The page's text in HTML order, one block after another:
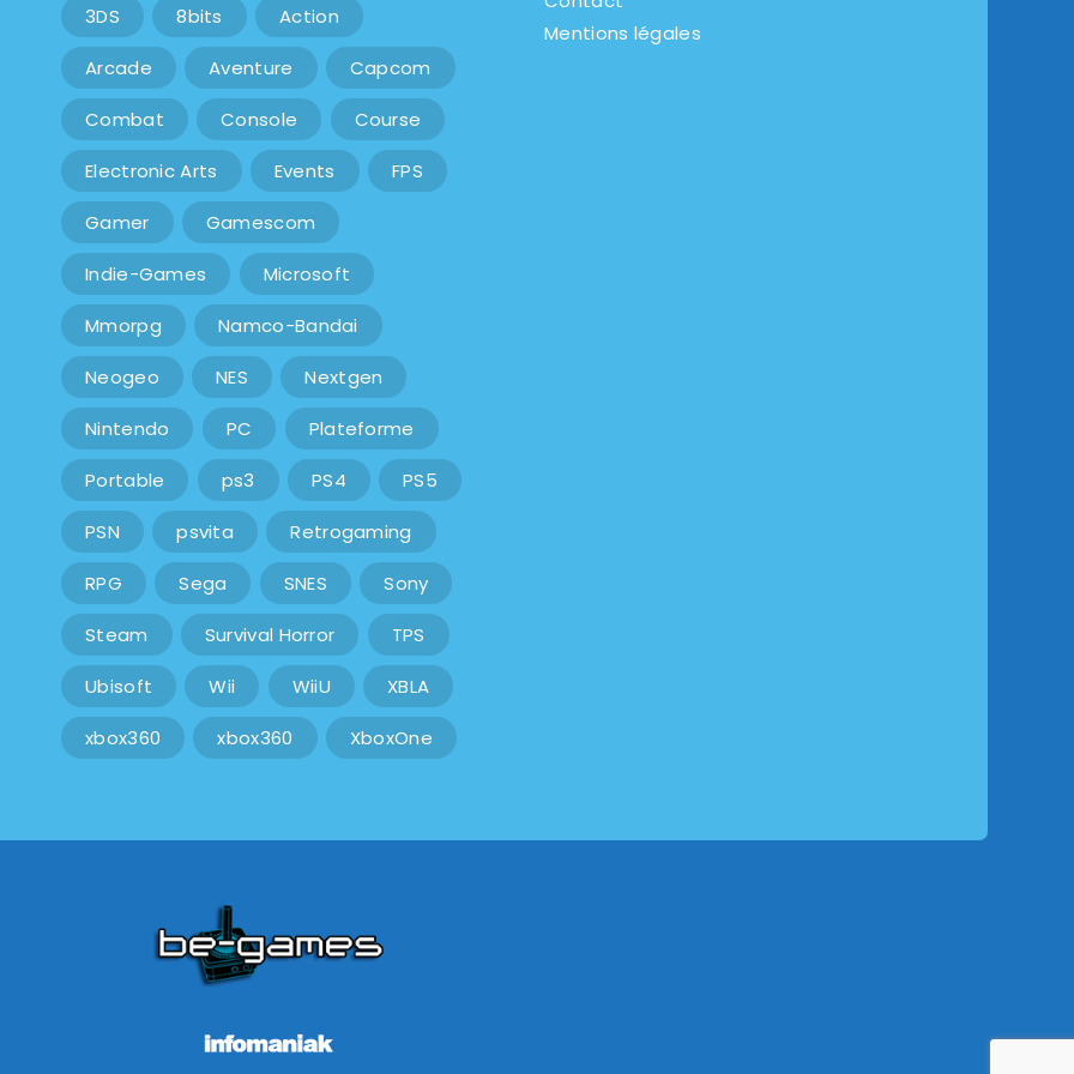
3DS 8bits Action
Arcade Aventure Capcom
Combat Console Course
Electronic Arts Events FPS
Gamer Gamescom
Indie-Games Microsoft
Mmorpg Namco-Bandai
Neogeo NES Nextgen
Nintendo PC Plateforme
Portable ps3 PS4 PS5
PSN psvita Retrogaming
RPG Sega SNES Sony
Steam Survival Horror TPS
Ubisoft Wii WiiU XBLA
xbox360 xbox360 XboxOne
Mentions légales